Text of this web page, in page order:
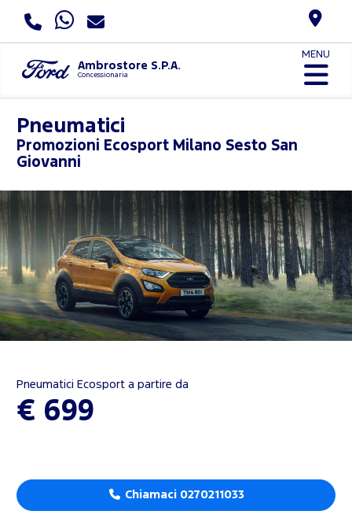
Ambrostore S.P.A.
Concessionaria
MENU
Pneumatici
Promozioni Ecosport Milano Sesto San
Giovanni
Pneumatici Ecosport a partire da
€ 699
Chiamaci 0270211033